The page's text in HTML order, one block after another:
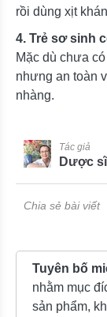
rồi dùng xịt
4. Trẻ sơ sinh
Mặc dù chưa
nhưng an toàn
nhàng.
Tác giả
Dược
Chia sẻ bài viết
Tuyên bố
nhằm mục
sản phẩm,